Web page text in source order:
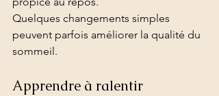
Quelques changements simples
peuvent parfois améliorer la qualité du
sommeil.
Apprendre à ralentir